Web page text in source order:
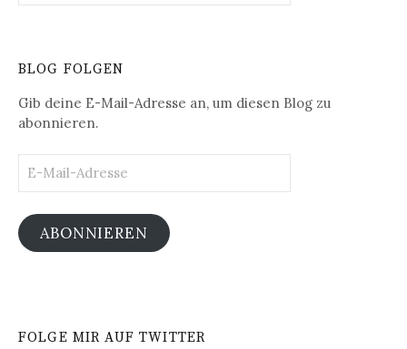
BLOG FOLGEN
Gib deine E-Mail-Adresse an, um diesen Blog zu
abonnieren.
Mail-
ABONNIEREN
FOLGE MIR AUF TWITTER